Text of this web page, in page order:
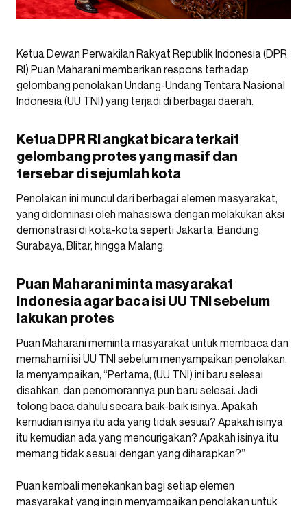
Ketua Dewan Perwakilan Rakyat Republik Indonesia (DPR
RI) Puan Maharani memberikan respons terhadap
gelombang penolakan Undang-Undang Tentara Nasional
Indonesia (UU TNI) yang terjadi di berbagai daerah.
Ketua DPR RI angkat bicara terkait
gelombang protes yang masif dan
tersebar di sejumlah kota
Penolakan ini muncul dari berbagai elemen masyarakat,
yang didominasi oleh mahasiswa dengan melakukan aksi
demonstrasi di kota-kota seperti Jakarta, Bandung,
Surabaya, Blitar, hingga Malang.
Puan Maharani minta masyarakat
Indonesia agar baca isi UU TNI sebelum
lakukan protes
Puan Maharani meminta masyarakat untuk membaca dan
memahami isi UU TNI sebelum menyampaikan penolakan.
Ia menyampaikan, “Pertama, (UU TNI) ini baru selesai
disahkan, dan penomorannya pun baru selesai. Jadi
tolong baca dahulu secara baik-baik isinya. Apakah
kemudian isinya itu ada yang tidak sesuai? Apakah isinya
itu kemudian ada yang mencurigakan? Apakah isinya itu
memang tidak sesuai dengan yang diharapkan?”
Puan kembali menekankan bagi setiap elemen
masyarakat yang ingin menyampaikan penolakan untuk